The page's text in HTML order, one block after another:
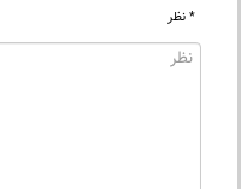
* نظر